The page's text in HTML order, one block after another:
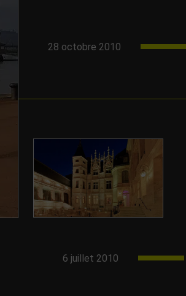
28 octobre 2010
6 juillet 2010